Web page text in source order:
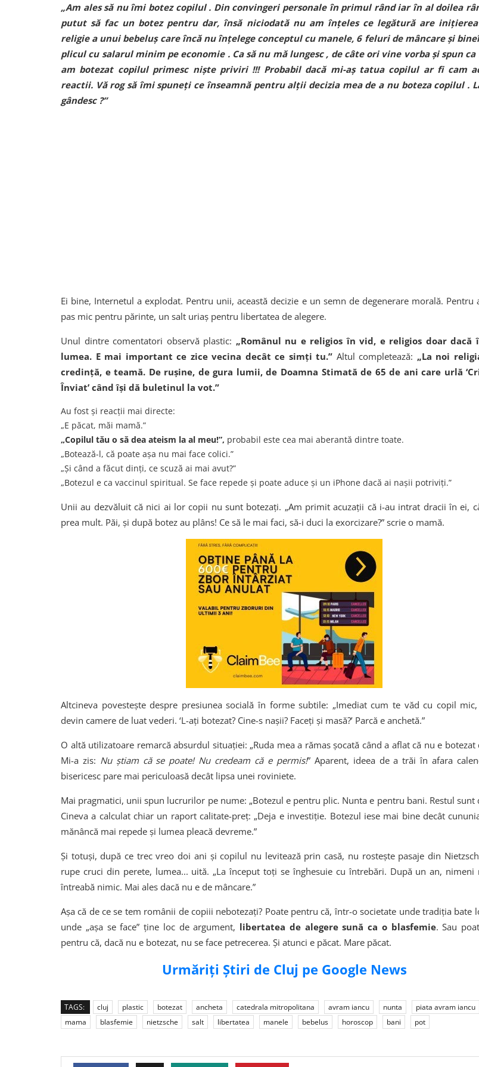
„Am ales să nu îmi botez copilul . Din convingeri personale în primul rând iar în al doilea
putut să fac un botez pentru dar, însă niciodată nu am înțeles ce legătură are
religie a unui bebeluș care încă nu înțelege conceptul cu manele, 6 feluri de mâncare și
plicul cu salarul minim pe economie . Ca să nu mă lungesc , de câte ori vine vorba și spun
am botezat copilul primesc niște priviri !!! Probabil dacă mi-aș tatua copilul ar fi cam
reactii. Vă rog să îmi spuneți ce înseamnă pentru alții decizia mea de a nu boteza copilul .
gândesc ?”
Ei bine, Internetul a explodat. Pentru unii, această decizie e un semn de degenerare morală. Pentru
pas mic pentru părinte, un salt uriaș pentru libertatea de alegere.
Unul dintre comentatori observă plastic: „Românul nu e religios în vid, e religios doar dacă
lumea. E mai important ce zice vecina decât ce simți tu.” Altul completează: „La noi
credință, e teamă. De rușine, de gura lumii, de Doamna Stimată de 65 de ani care urlă
Înviat’ când își dă buletinul la vot.”
Au fost și reacții mai directe:
„E păcat, măi mamă.”
„Copilul tău o să dea ateism la al meu!”, probabil este cea mai aberantă dintre toate.
„Botează-l, că poate așa nu mai face colici.”
„Și când a făcut dinți, ce scuză ai mai avut?”
„Botezul e ca vaccinul spiritual. Se face repede și poate aduce și un iPhone dacă ai nașii potriviți.”
Unii au dezvăluit că nici ai lor copii nu sunt botezați. „Am primit acuzații că i-au intrat dracii în ei,
prea mult. Păi, și după botez au plâns! Ce să le mai faci, să-i duci la exorcizare?” scrie o mamă.
Altcineva povestește despre presiunea socială în forme subtile: „Imediat cum te văd cu copil
devin camere de luat vederi. ‘L-ați botezat? Cine-s nașii? Faceți și masă?’ Parcă e anchetă.”
O altă utilizatoare remarcă absurdul situației: „Ruda mea a rămas șocată când a aflat că nu e botezat
Mi-a zis: Nu știam că se poate! Nu credeam că e permis!” Aparent, ideea de a trăi în afara
bisericesc pare mai periculoasă decât lipsa unei roviniete.
Mai pragmatici, unii spun lucrurilor pe nume: „Botezul e pentru plic. Nunta e pentru bani. Restul sunt
Cineva a calculat chiar un raport calitate-preț: „Deja e investiție. Botezul iese mai bine decât
mănâncă mai repede și lumea pleacă devreme.”
Și totuși, după ce trec vreo doi ani și copilul nu levitează prin casă, nu rostește pasaje din
rupe cruci din perete, lumea... uită. „La început toți se înghesuie cu întrebări. După un an, nimeni
întreabă nimic. Mai ales dacă nu e de mâncare.”
Așa că de ce se tem românii de copiii nebotezați? Poate pentru că, într-o societate unde tradiția bate
unde „așa se face” ține loc de argument, libertatea de alegere sună ca o blasfemie. Sau
pentru că, dacă nu e botezat, nu se face petrecerea. Și atunci e păcat. Mare păcat.
Urmăriți Știri de Cluj pe Google News
TAGS: cluj plastic botezat ancheta catedrala mitropolitana avram iancu nunta
piata avram iancu
mama
blasfemie nietzsche salt libertatea manele bebelus horoscop bani pot